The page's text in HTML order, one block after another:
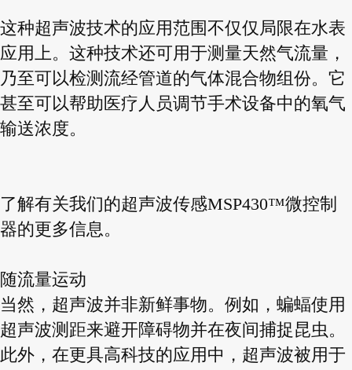
这种超声波技术的应用范围不仅仅局限在水表
应用上。这种技术还可用于测量天然气流量，
乃至可以检测流经管道的气体混合物组份。它
甚至可以帮助医疗人员调节手术设备中的氧气
输送浓度。
了解有关我们的超声波传感MSP430™微控制
器的更多信息。
随流量运动
当然，超声波并非新鲜事物。例如，蝙蝠使用
超声波测距来避开障碍物并在夜间捕捉昆虫。
此外，在更具高科技的应用中，超声波被用于